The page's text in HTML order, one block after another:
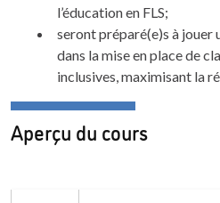
l’éducation en FLS;
seront préparé(e)s à
dans la mise en place de
inclusives, maximisant la
Aperçu du cours